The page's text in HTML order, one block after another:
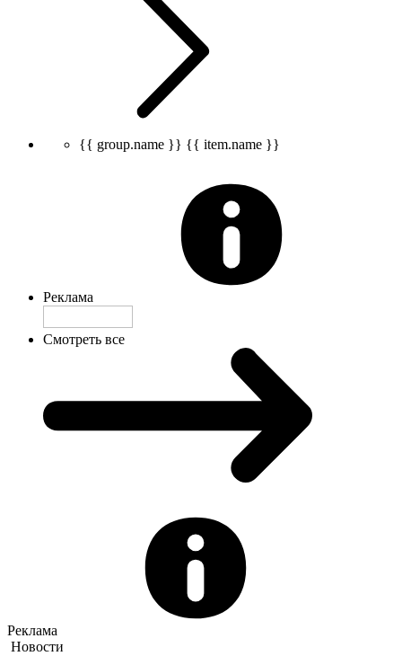
{{ group.name }} {{ item.name }}
Реклама
Смотреть все
Реклама
Новости